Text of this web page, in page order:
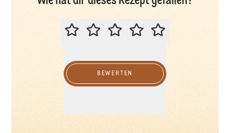
BITTE BEWERTEN SIE DIESES
BEWERTEN